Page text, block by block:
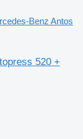
Benz Antos
520 +